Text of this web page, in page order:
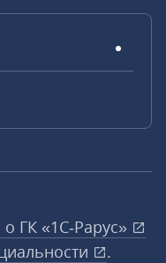
ГК «1С‑Рарус»
.